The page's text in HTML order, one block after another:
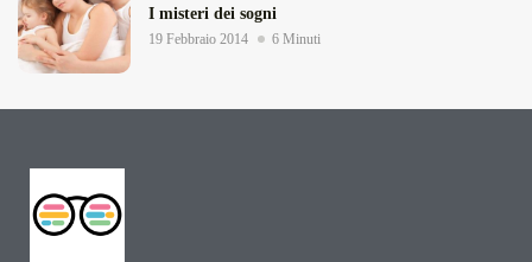
I misteri dei sogni
19 Febbraio 2014 6 Minuti